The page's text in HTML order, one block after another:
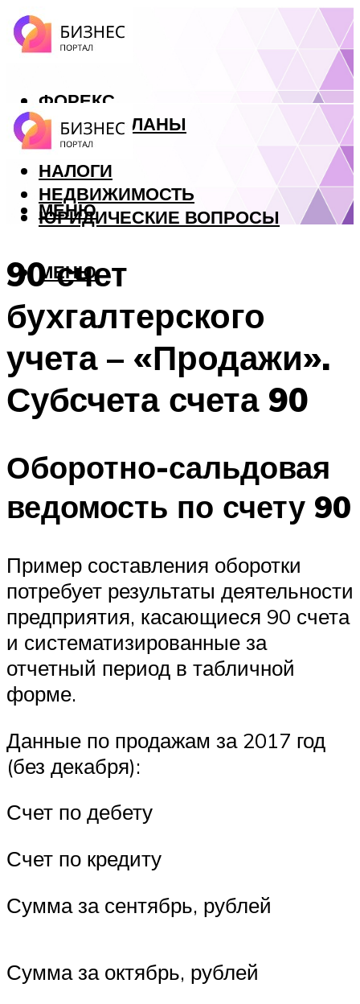
ФОРЕКС
БИЗНЕС ПЛАНЫ
КРЕДИТЫ
НАЛОГИ
НЕДВИЖИМОСТЬ
ЮРИДИЧЕСКИЕ ВОПРОСЫ
МЕНЮ
МЕНЮ
90 счет
бухгалтерского
учета – «Продажи».
Субсчета счета 90
Оборотно-сальдовая
ведомость по счету 90
Пример составления оборотки
потребует результаты деятельности
предприятия, касающиеся 90 счета
и систематизированные за
отчетный период в табличной
форме.
Данные по продажам за 2017 год
(без декабря):
Счет по дебету
Счет по кредиту
Сумма за сентябрь, рублей
Сумма за октябрь, рублей